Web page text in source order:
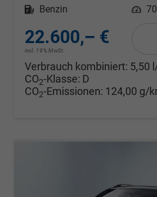
Kraftstoff
Benzin Leistung
22.600,– €
incl. 19% MwSt.
Verbrauch kombiniert: 5,50
CO2-Klasse: D
CO2-Emissionen: 124,00 g/